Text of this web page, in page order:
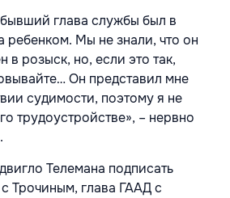
бывший глава службы был в
ребенком. Мы не знали, что он
в розыск, но, если это так,
Он представил мне
судимости, поэтому я не
трудоустройстве», – нервно
Телемана подписать
Трочиным, глава ГААД с